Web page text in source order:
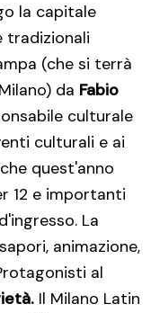
la capitale
tradizionali
(che si terrà
da Fabio
culturale
culturali e ai
quest'anno
12 e importanti
La
animazione,
al
Il Milano Latin